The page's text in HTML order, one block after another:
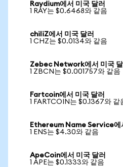
Raydium에서 미국 달러
1 RAY는 $0.6468와 같음
chiliZ에서 미국 달러
1 CHZ는 $0.0134와 같음
Zebec Network에서 미국 달
1 ZBCN는 $0.001757와 같음
Fartcoin에서 미국 달러
1 FARTCOIN는 $0.1367와 같
Ethereum Name Service에
1 ENS는 $4.30와 같음
ApeCoin에서 미국 달러
1 APE는 $0.1333와 같음